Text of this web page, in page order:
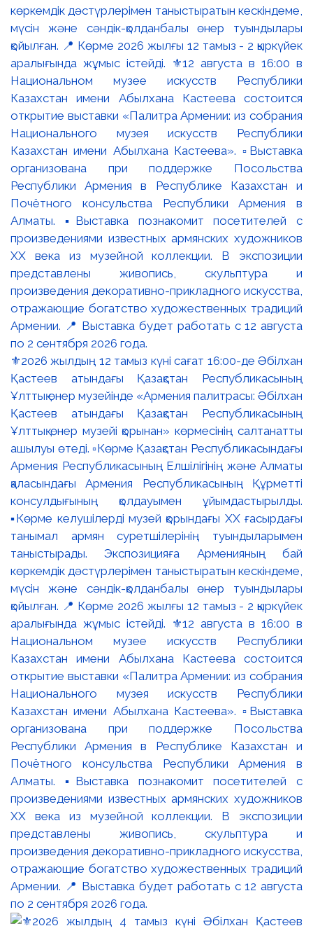
⚜️2026 жылдың 12 тамыз күні сағат 16:00-де Әбілхан
Қастеев атындағы Қазақстан Республикасының
Ұлттық өнер музейінде «Армения палитрасы: Әбілхан
Қастеев атындағы Қазақстан Республикасының
Ұлттық өнер музейі қорынан» көрмесінің салтанатты
ашылуы өтеді. ▫️Көрме Қазақстан Республикасындағы
Армения Республикасының Елшілігінің және Алматы
қаласындағы Армения Республикасының Құрметті
консулдығының қолдауымен ұйымдастырылды.
▪️Көрме келушілерді музей қорындағы ХХ ғасырдағы
танымал армян суретшілерінің туындыларымен
таныстырады. Экспозицияға Арменияның бай
көркемдік дәстүрлерімен таныстыратын кескіндеме,
мүсін және сәндік-қолданбалы өнер туындылары
қойылған. 📍 Көрме 2026 жылғы 12 тамыз - 2 қыркүйек
аралығында жұмыс істейді. ⚜️12 августа в 16:00 в
Национальном музее искусств Республики
Казахстан имени Абылхана Кастеева состоится
открытие выставки «Палитра Армении: из собрания
Национального музея искусств Республики
Казахстан имени Абылхана Кастеева». ▫️Выставка
организована при поддержке Посольства
Республики Армения в Республике Казахстан и
Почётного консульства Республики Армения в
Алматы. ▪️Выставка познакомит посетителей с
произведениями известных армянских художников
XX века из музейной коллекции. В экспозиции
представлены живопись, скульптура и
произведения декоративно-прикладного искусства,
отражающие богатство художественных традиций
Армении. 📍 Выставка будет работать с 12 августа
по 2 сентября 2026 года.